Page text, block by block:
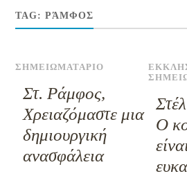
TAG:ΡΆΜΦΟΣ
ΣΗΜΕΙΩΜΑΤΑΡΙΟ
Στ. Ράμφος,
Χρειαζόμαστε μια
δημιουργική
ανασφάλεια
Ο